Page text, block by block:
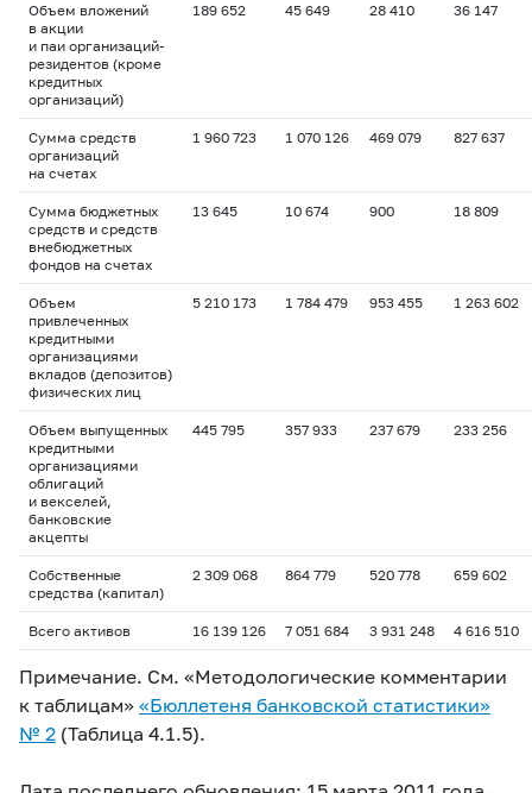
Объем вложений
в акции
и паи организаций-
резидентов (кроме
кредитных
организаций)
189 652 45 649 28 410 36 147
Сумма средств
организаций
на счетах
1 960 723 1 070 126 469 079 827 637
Сумма бюджетных
средств и средств
внебюджетных
фондов на счетах
13 645 10 674 900 18 809
Объем
привлеченных
кредитными
организациями
вкладов (депозитов)
физических лиц
5 210 173 1 784 479 953 455 1 263 602
Объем выпущенных
кредитными
организациями
облигаций
и векселей,
банковские
акцепты
445 795 357 933 237 679 233 256
Собственные
средства (капитал)
2 309 068 864 779 520 778 659 602
Всего активов 16 139 126 7 051 684 3 931 248 4 616 510
Примечание. См. «Методологические комментарии
к таблицам» «Бюллетеня банковской статистики»
№ 2 (Таблица 4.1.5).